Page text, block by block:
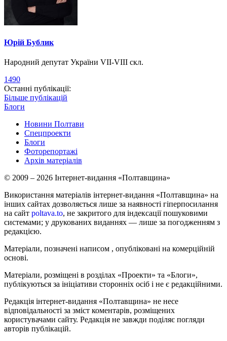
Юрій Бублик
Народний депутат України VII-VIII скл.
1490
Останні публікації:
Більше публікацій
Блоги
Новини Полтави
Спецпроекти
Блоги
Фоторепортажі
Архів матеріалів
© 2009 – 2026 Інтернет-видання «Полтавщина»
Використання матеріалів інтернет-видання «Полтавщина» на
інших сайтах дозволяється лише за наявності гіперпосилання
на сайт poltava.to, не закритого для індексації пошуковими
системами; у друкованих виданнях — лише за погодженням з
редакцією.
Матеріали, позначені написом , опубліковані на комерційній
основі.
Матеріали, розміщені в розділах «Проекти» та «Блоги»,
публікуються за ініціативи сторонніх осіб і не є редакційними.
Редакція інтернет-видання «Полтавщина» не несе
відповідальності за зміст коментарів, розміщених
користувачами сайту. Редакція не завжди поділяє погляди
авторів публікацій.